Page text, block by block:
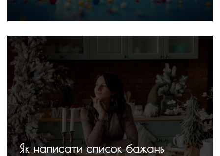
Як написати список бажань